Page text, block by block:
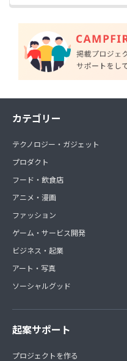
カテゴリー
テクノロジー・ガジェット
プロダクト
フード・飲食店
アニメ・漫画
ファッション
ゲーム・サービス開発
ビジネス・起業
アート・写真
ソーシャルグッド
起案サポート
プロジェクトを作る